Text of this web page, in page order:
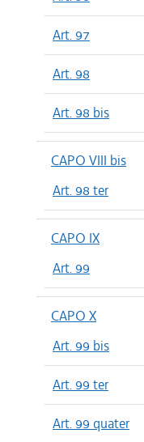
Art. 97
Art. 98
Art. 98 bis
CAPO VIII bis
Art. 98 ter
CAPO IX
Art. 99
CAPO X
Art. 99 bis
Art. 99 ter
Art. 99 quater